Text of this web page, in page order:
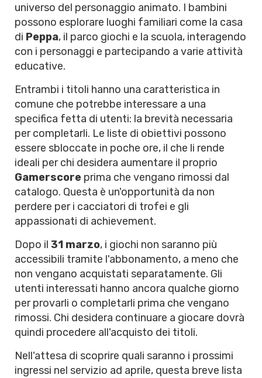
universo del personaggio animato. I bambini
possono esplorare luoghi familiari come la casa
di Peppa, il parco giochi e la scuola, interagendo
con i personaggi e partecipando a varie attività
educative.
Entrambi i titoli hanno una caratteristica in
comune che potrebbe interessare a una
specifica fetta di utenti: la brevità necessaria
per completarli. Le liste di obiettivi possono
essere sbloccate in poche ore, il che li rende
ideali per chi desidera aumentare il proprio
Gamerscore prima che vengano rimossi dal
catalogo. Questa è un'opportunità da non
perdere per i cacciatori di trofei e gli
appassionati di achievement.
Dopo il 31 marzo, i giochi non saranno più
accessibili tramite l'abbonamento, a meno che
non vengano acquistati separatamente. Gli
utenti interessati hanno ancora qualche giorno
per provarli o completarli prima che vengano
rimossi. Chi desidera continuare a giocare dovrà
quindi procedere all'acquisto dei titoli.
Nell'attesa di scoprire quali saranno i prossimi
ingressi nel servizio ad aprile, questa breve lista